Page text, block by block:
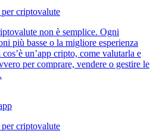
criptovalute
non è semplice. Ogni
più basse o la migliore esperienza
un’app cripto, come valutarla e
per comprare, vendere o gestire le
criptovalute